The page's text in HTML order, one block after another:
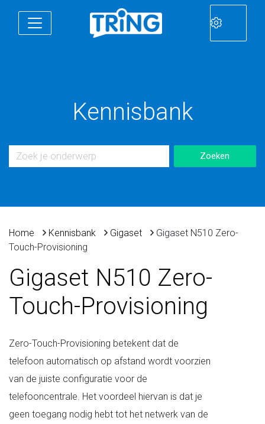
Kennisbank
Home Kennisbank Gigaset
Gigaset N510 Zero-
Touch-Provisioning
Gigaset N510 Zero-
Touch-Provisioning
Zero-Touch-Provisioning betekent dat de
telefoon automatisch op afstand wordt voorzien
van de juiste configuratie voor de
telefooncentrale. Het voordeel hiervan is dat je
geen toegang nodig hebt tot het netwerk van de